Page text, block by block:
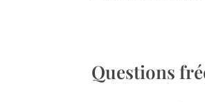
Questions